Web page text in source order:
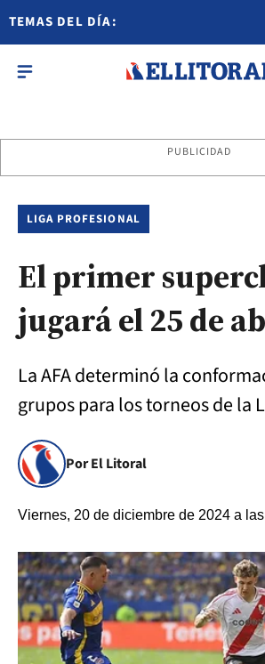
TEMAS DEL DÍA:
PUBLICIDAD
LIGA PROFESIONAL
El primer
jugará el 25 de
La AFA determinó la
grupos para los torneos de la
Por El Litoral
Viernes, 20 de diciembre de 2024 a